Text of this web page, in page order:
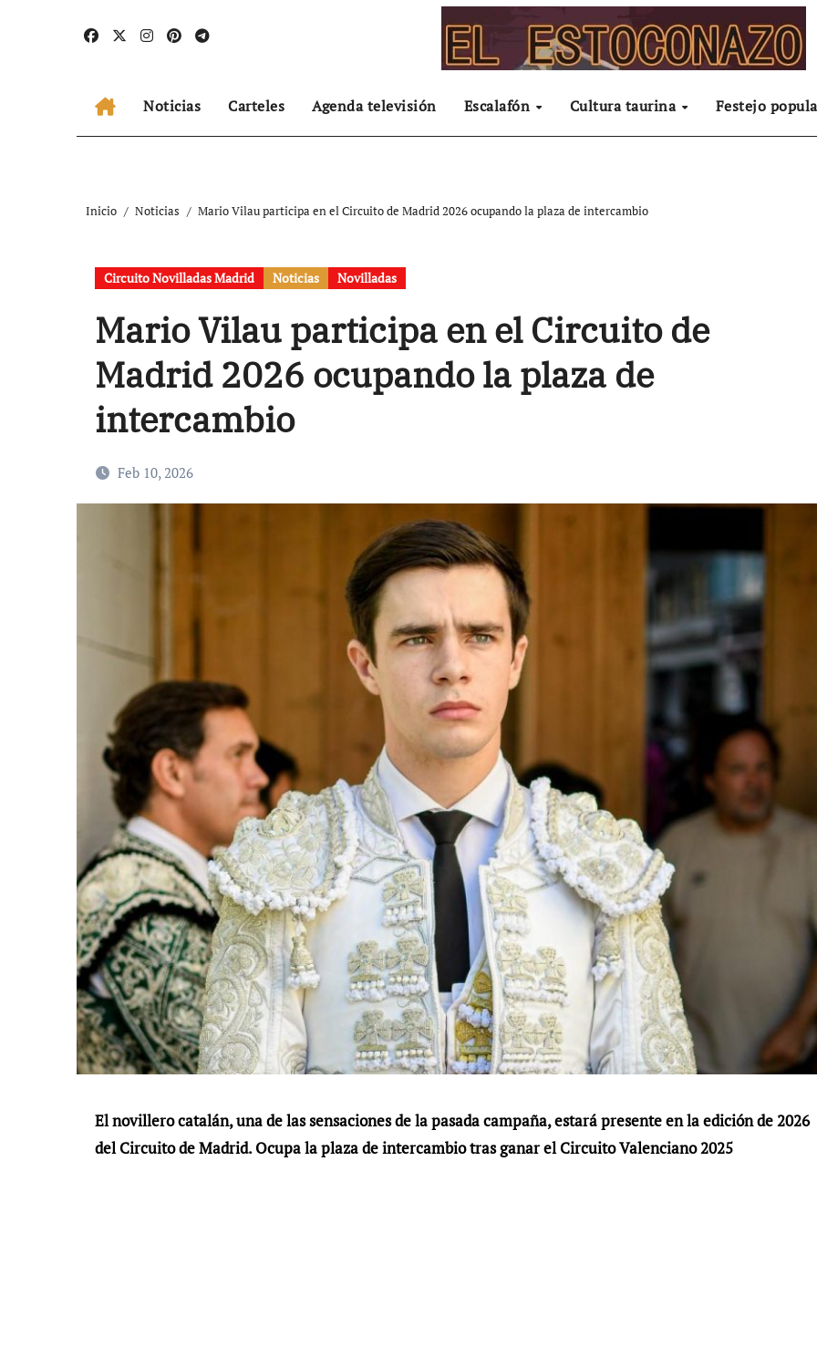
Noticias Carteles Agenda televisión Escalafón Cultura taurina Festejo
Inicio Noticias Mario Vilau participa en el Circuito de Madrid 2026 ocupando la plaza de intercambio
Circuito Novilladas Madrid Noticias Novilladas
Mario Vilau participa en el Circuito de
Madrid 2026 ocupando la plaza de
intercambio
Feb 10, 2026
El novillero catalán, una de las sensaciones de la pasada campaña, estará presente en la edición de 2026
del Circuito de Madrid. Ocupa la plaza de intercambio tras ganar el Circuito Valenciano 2025